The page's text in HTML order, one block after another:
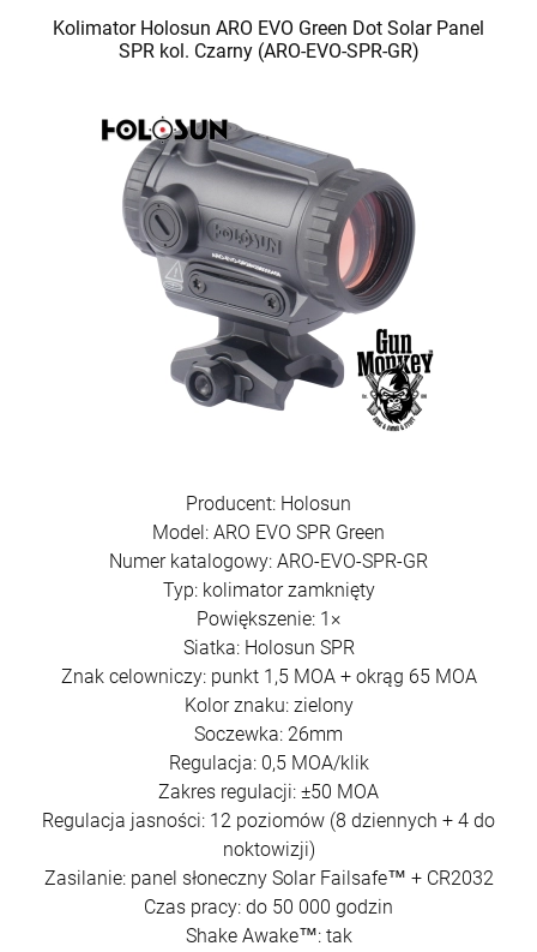
Kolimator Holosun ARO EVO Green Dot Solar Panel
SPR kol. Czarny (ARO-EVO-SPR-GR)
Producent: Holosun
Model: ARO EVO SPR Green
Numer katalogowy: ARO-EVO-SPR-GR
Typ: kolimator zamknięty
Powiększenie: 1×
Siatka: Holosun SPR
Znak celowniczy: punkt 1,5 MOA + okrąg 65 MOA
Kolor znaku: zielony
Soczewka: 26mm
Regulacja: 0,5 MOA/klik
Zakres regulacji: ±50 MOA
Regulacja jasności: 12 poziomów (8 dziennych + 4 do
noktowizji)
Zasilanie: panel słoneczny Solar Failsafe™ + CR2032
Czas pracy: do 50 000 godzin
Shake Awake™: tak